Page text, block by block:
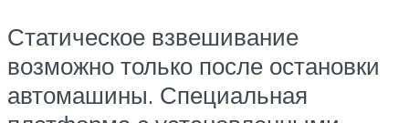
Статическое взвешивание
возможно только после остановки
автомашины. Специальная